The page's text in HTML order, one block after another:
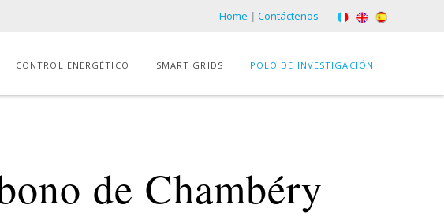
Home | Contáctenos
CONTROL ENERGÉTICO SMART GRIDS POLO DE INVESTIGACIÓN
de Chambéry